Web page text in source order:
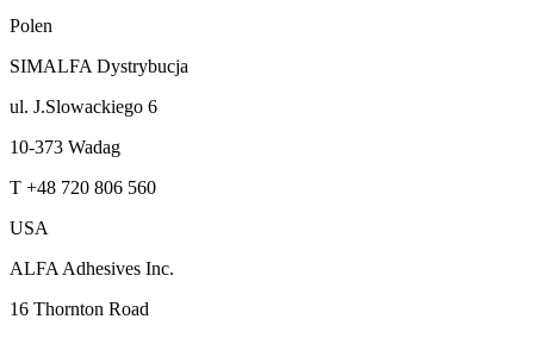
Polen
SIMALFA Dystrybucja
ul. J.Slowackiego 6
10-373 Wadag
T +48 720 806 560
USA
ALFA Adhesives Inc.
16 Thornton Road